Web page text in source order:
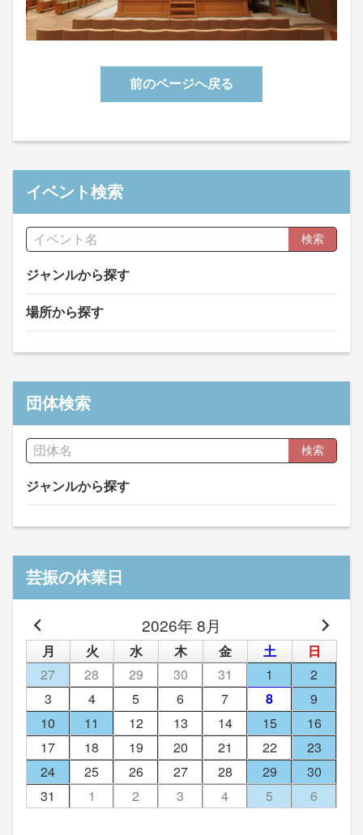
前のページへ戻る
イベント検索
検索
ジャンルから探す
場所から探す
団体検索
検索
ジャンルから探す
芸振の休業日
2026年 8月
月 火 水 木 金 土
日
27
28 29 30 31 1
2
3
4 5 6 7 8
9
10
11 12 13 14 15
16
17
18 19 20 21 22
23
24
25 26 27 28 29
30
31
1 2 3 4 5 6